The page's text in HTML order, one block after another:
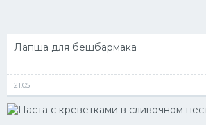
Лапша для бешбармака
21.05